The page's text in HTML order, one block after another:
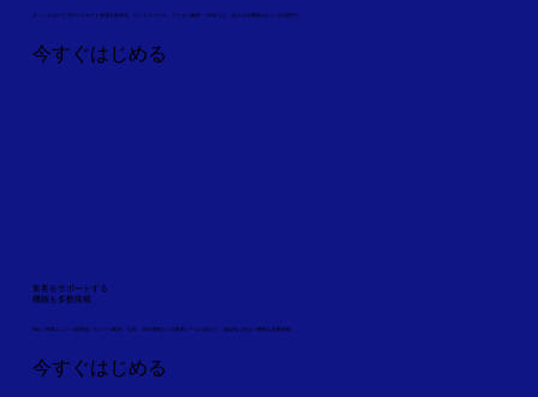
ダッシュボードで日々のサイト管理を効率化。ビジネスツール、アクセス解析、CRM など、あらゆる機能をひとつの場所で。
今すぐはじめる
集客をサポートする
機能も多数搭載
SEO（検索エンジン最適化）やメール配信、広告、SNS 連携などの集客ツールに加えて、収益化に役立つ機能も多数搭載。
今すぐはじめる